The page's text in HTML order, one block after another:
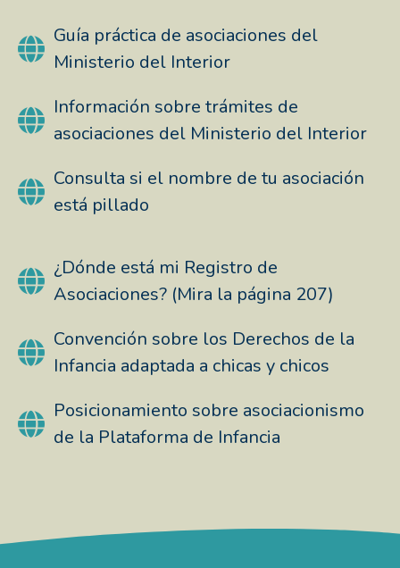
Guía práctica de asociaciones del
Ministerio del Interior
Información sobre trámites de
asociaciones del Ministerio del Interior
Consulta si el nombre de tu asociación
está pillado
¿Dónde está mi Registro de
Asociaciones? (Mira la página 207)
Convención sobre los Derechos de la
Infancia adaptada a chicas y chicos
Posicionamiento sobre asociacionismo
de la Plataforma de Infancia